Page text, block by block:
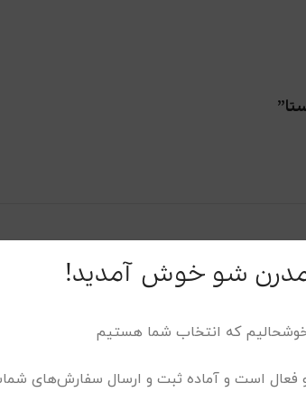
شو خوش آمدید!
که انتخاب شما هستیم
فعال است و آماده ثبت و ارسال سفارش‌های